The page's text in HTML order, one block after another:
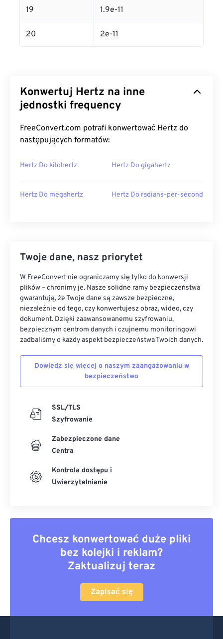
19 1.9e-11
20 2e-11
Konwertuj Hertz na inne
jednostki frequency
FreeConvert.com potrafi konwertować Hertz do
następujących formatów:
Hertz Do kilohertz Hertz Do gigahertz
Hertz Do megahertz Hertz Do radians-per-second
Twoje dane, nasz priorytet
W FreeConvert nie ograniczamy się tylko do konwersji
plików – chronimy je. Nasze solidne ramy bezpieczeństwa
gwarantują, że Twoje dane są zawsze bezpieczne,
niezależnie od tego, czy konwertujesz obraz, wideo, czy
dokument. Dzięki zaawansowanemu szyfrowaniu,
bezpiecznym centrom danych i czujnemu monitoringowi
zadbaliśmy o każdy aspekt bezpieczeństwa Twoich danych.
Dowiedz się więcej o naszym zaangażowaniu w
bezpieczeństwo
SSL/TLS
Szyfrowanie
Zabezpieczone dane
Centra
Kontrola dostępu i
Uwierzytelnianie
Chcesz konwertować duże pliki
bez kolejki i reklam?
Zaktualizuj teraz
Zapisać się